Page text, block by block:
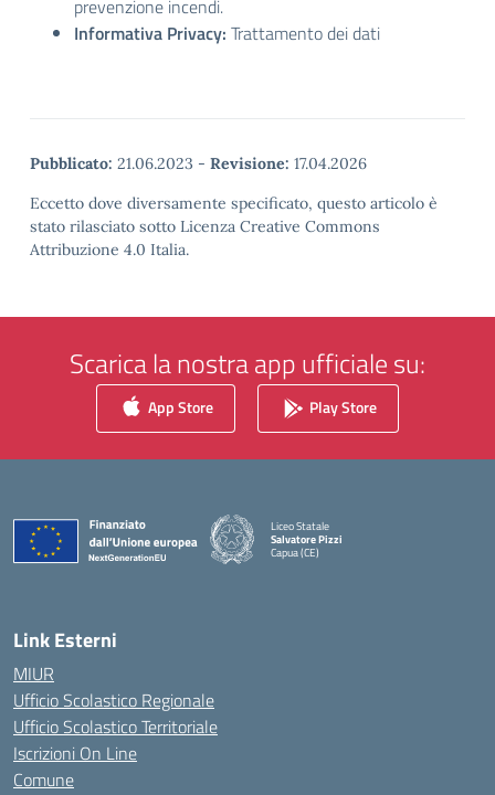
prevenzione incendi.
Informativa Privacy: Trattamento dei dati
Pubblicato: 21.06.2023 - Revisione: 17.04.2026
Eccetto dove diversamente specificato, questo articolo è
stato rilasciato sotto Licenza Creative Commons
Attribuzione 4.0 Italia.
Scarica la nostra app ufficiale su:
App Store Play Store
Liceo Statale
Salvatore Pizzi
Capua (CE)
Link Esterni
MIUR
Ufficio Scolastico Regionale
Ufficio Scolastico Territoriale
Iscrizioni On Line
Comune